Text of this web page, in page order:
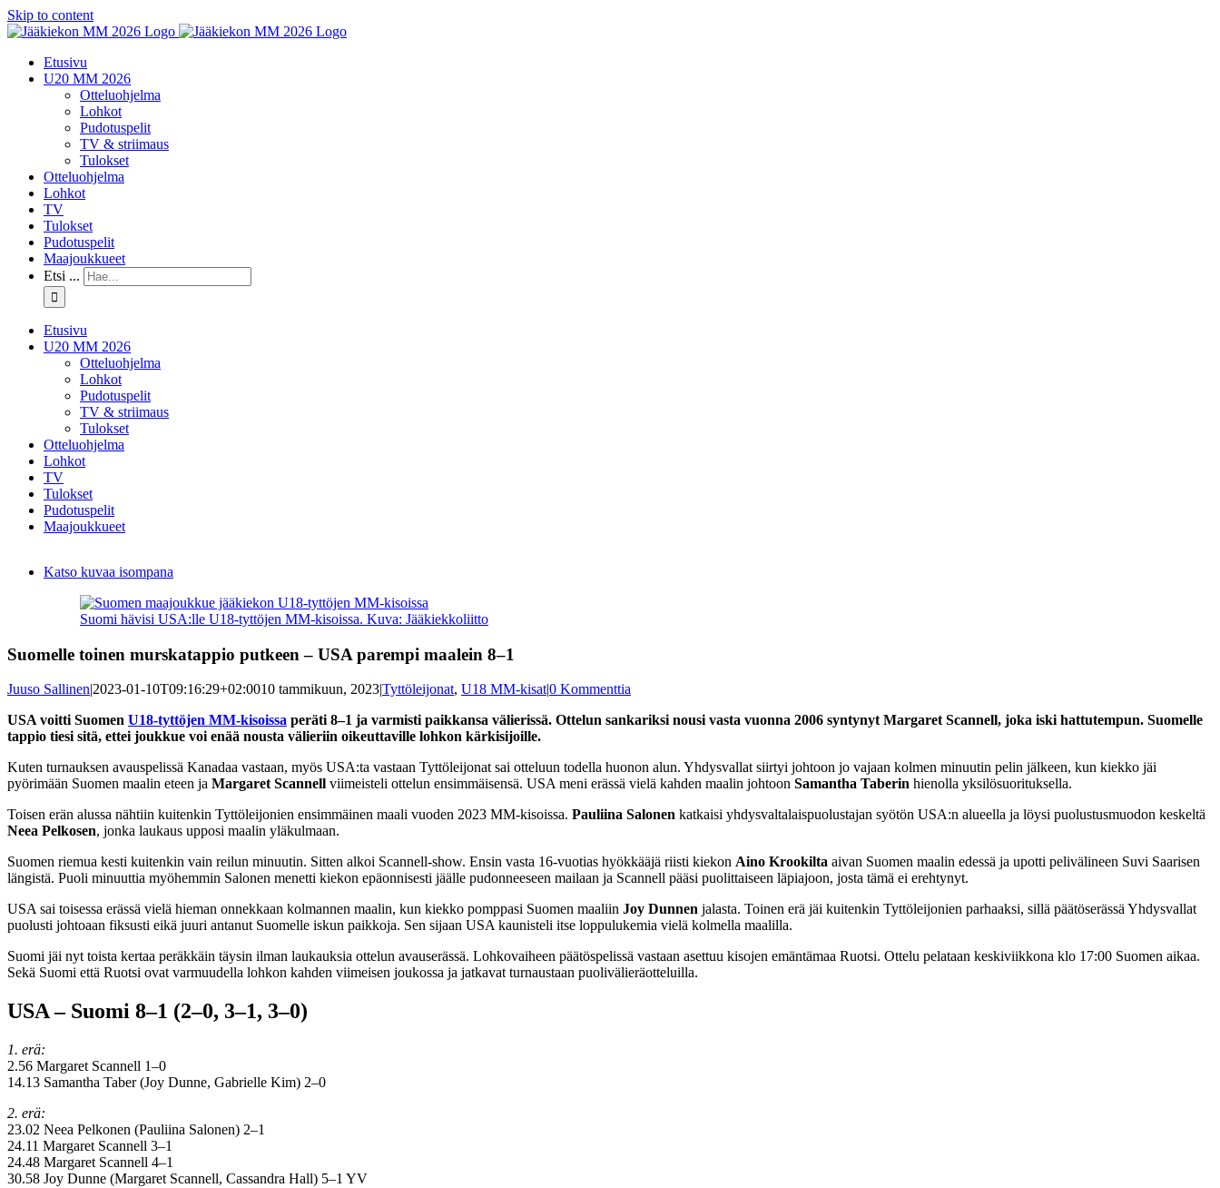
Skip to content
Etusivu
U20 MM 2026
Otteluohjelma
Lohkot
Pudotuspelit
TV & striimaus
Tulokset
Otteluohjelma
Lohkot
TV
Tulokset
Pudotuspelit
Maajoukkueet
Etsi ...
Etusivu
U20 MM 2026
Otteluohjelma
Lohkot
Pudotuspelit
TV & striimaus
Tulokset
Otteluohjelma
Lohkot
TV
Tulokset
Pudotuspelit
Maajoukkueet
Katso kuvaa isompana
Suomi hävisi USA:lle U18-tyttöjen MM-kisoissa. Kuva: Jääkiekkoliitto
Suomelle toinen murskatappio putkeen – USA parempi maalein 8–1
Juuso Sallinen|2023-01-10T09:16:29+02:0010 tammikuun, 2023|Tyttöleijonat, U18 MM-kisat|0 Kommenttia
USA voitti Suomen U18-tyttöjen MM-kisoissa peräti 8–1 ja varmisti paikkansa välierissä. Ottelun sankariksi nousi vasta vuonna 2006 syntynyt Margaret Scannell, joka iski hattutempun. Suomelle
tappio tiesi sitä, ettei joukkue voi enää nousta välieriin oikeuttaville lohkon kärkisijoille.
Kuten turnauksen avauspelissä Kanadaa vastaan, myös USA:ta vastaan Tyttöleijonat sai otteluun todella huonon alun. Yhdysvallat siirtyi johtoon jo vajaan kolmen minuutin pelin jälkeen, kun kiekko jäi
pyörimään Suomen maalin eteen ja Margaret Scannell viimeisteli ottelun ensimmäisensä. USA meni erässä vielä kahden maalin johtoon Samantha Taberin hienolla yksilösuorituksella.
Toisen erän alussa nähtiin kuitenkin Tyttöleijonien ensimmäinen maali vuoden 2023 MM-kisoissa. Pauliina Salonen katkaisi yhdysvaltalaispuolustajan syötön USA:n alueella ja löysi puolustusmuodon keskeltä
Neea Pelkosen, jonka laukaus upposi maalin yläkulmaan.
Suomen riemua kesti kuitenkin vain reilun minuutin. Sitten alkoi Scannell-show. Ensin vasta 16-vuotias hyökkääjä riisti kiekon Aino Krookilta aivan Suomen maalin edessä ja upotti pelivälineen Suvi Saarisen
längistä. Puoli minuuttia myöhemmin Salonen menetti kiekon epäonnisesti jäälle pudonneeseen mailaan ja Scannell pääsi puolittaiseen läpiajoon, josta tämä ei erehtynyt.
USA sai toisessa erässä vielä hieman onnekkaan kolmannen maalin, kun kiekko pomppasi Suomen maaliin Joy Dunnen jalasta. Toinen erä jäi kuitenkin Tyttöleijonien parhaaksi, sillä päätöserässä Yhdysvallat
puolusti johtoaan fiksusti eikä juuri antanut Suomelle iskun paikkoja. Sen sijaan USA kaunisteli itse loppulukemia vielä kolmella maalilla.
Suomi jäi nyt toista kertaa peräkkäin täysin ilman laukauksia ottelun avauserässä. Lohkovaiheen päätöspelissä vastaan asettuu kisojen emäntämaa Ruotsi. Ottelu pelataan keskiviikkona klo 17:00 Suomen aikaa.
Sekä Suomi että Ruotsi ovat varmuudella lohkon kahden viimeisen joukossa ja jatkavat turnaustaan puolivälieräotteluilla.
USA – Suomi 8–1 (2–0, 3–1, 3–0)
1. erä:
2.56 Margaret Scannell 1–0
14.13 Samantha Taber (Joy Dunne, Gabrielle Kim) 2–0
2. erä:
23.02 Neea Pelkonen (Pauliina Salonen) 2–1
24.11 Margaret Scannell 3–1
24.48 Margaret Scannell 4–1
30.58 Joy Dunne (Margaret Scannell, Cassandra Hall) 5–1 YV